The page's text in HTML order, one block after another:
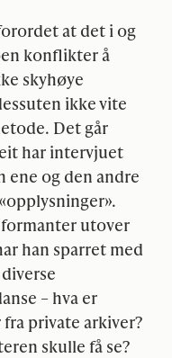
at det i og
konflikter å
skyhøye
ikke vite
Det går
har intervjuet
ene og den andre
utover
han sparret med
– hva er
private arkiver?
skulle få se?